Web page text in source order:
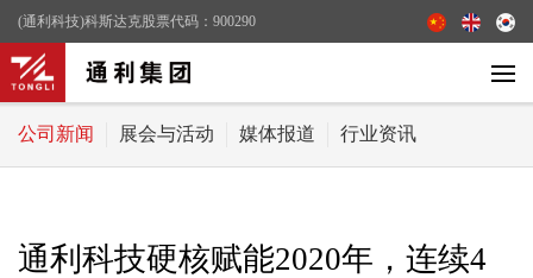
(通利科技)科斯达克股票代码：900290
公司新闻 展会与活动 媒体报道 行业资讯
通利科技硬核赋能2020年，连续4